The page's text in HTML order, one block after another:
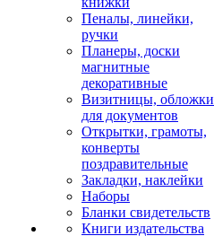
Пеналы, линейки,
ручки
Планеры, доски
магнитные
декоративные
Визитницы, обложки
для документов
Открытки, грамоты,
конверты
поздравительные
Закладки, наклейки
Наборы
Бланки свидетельств
Книги издательства